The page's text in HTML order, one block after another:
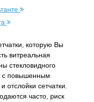
которую Вы
витреальная
стекловидного
с повышенным
отслойки сетчатки.
часто, риск